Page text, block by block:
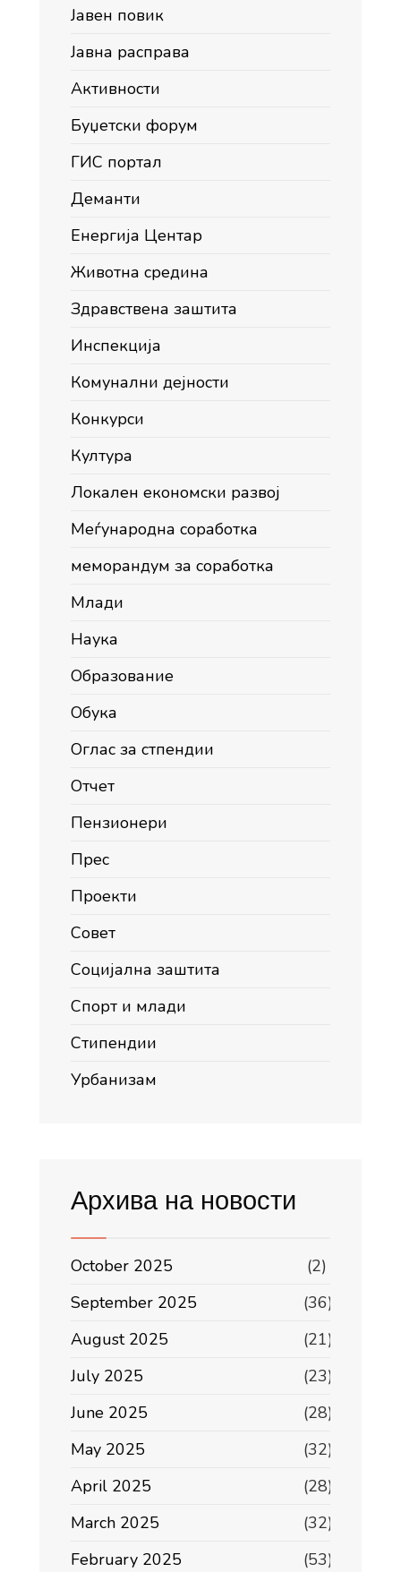
Јавен повик
Јавна расправа
Активности
Буџетски форум
ГИС портал
Деманти
Енергија Центар
Животна средина
Здравствена заштита
Инспекција
Комунални дејности
Конкурси
Култура
Локален економски развој
Меѓународна соработка
меморандум за соработка
Млади
Наука
Образование
Обука
Оглас за стпендии
Отчет
Пензионери
Прес
Проекти
Совет
Социјална заштита
Спорт и млади
Стипендии
Урбанизам
Архива на новости
October 2025
(2)
September 2025
(36)
August 2025
(21)
July 2025
(23)
June 2025
(28)
May 2025
(32)
April 2025
(28)
March 2025
(32)
February 2025
(53)